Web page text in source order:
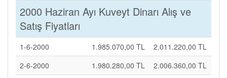
2000 Haziran Ayı Kuveyt Dinarı Alış ve
Satış Fiyatları
1-6-2000 1.985.070,00 TL
2.011.220,00 TL
2-6-2000
1.980.280,00 TL
2.006.360,00 TL